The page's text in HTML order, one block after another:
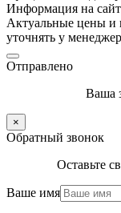
Информация на
Актуальные цены и
уточнять у
Отправлено
Ваша
×
Обратный звонок
Оставьте
Ваше имя